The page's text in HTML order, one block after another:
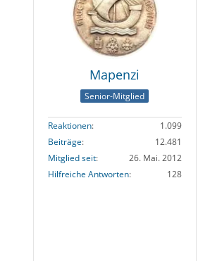
Mapenzi
Senior-Mitglied
Reaktionen
1.099
Beiträge
12.481
Mitglied seit
26. Mai. 2012
Hilfreiche Antworten
128